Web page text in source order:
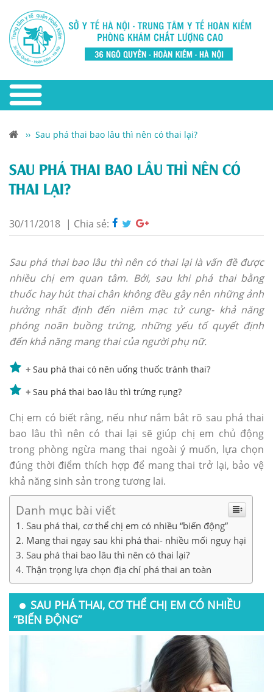
›› Sau phá thai bao lâu thì nên có thai lại?
SAU PHÁ THAI BAO LÂU THÌ NÊN CÓ
THAI LẠI?
30/11/2018 | Chia sẻ:
Sau phá thai bao lâu thì nên có thai lại là vấn đề được
nhiều chị em quan tâm. Bởi, sau khi phá thai bằng
thuốc hay hút thai chân không đều gây nên những ảnh
hưởng nhất định đến niêm mạc tử cung- khả năng
phóng noãn buồng trứng, những yếu tố quyết định
đến khả năng mang thai của người phụ nữ.
+ Sau phá thai có nên uống thuốc tránh thai?
+ Sau phá thai bao lâu thì trứng rụng?
Chị em có biết rằng, nếu như nắm bắt rõ sau phá thai
bao lâu thì nên có thai lại sẽ giúp chị em chủ động
trong phòng ngừa mang thai ngoài ý muốn, lựa chọn
đúng thời điểm thích hợp để mang thai trở lại, bảo vệ
khả năng sinh sản trong tương lai.
Danh mục bài viết
Sau phá thai, cơ thể chị em có nhiều “biến động”
Mang thai ngay sau khi phá thai- nhiều mối nguy hại
Sau phá thai bao lâu thì nên có thai lại?
Thận trọng lựa chọn địa chỉ phá thai an toàn
SAU PHÁ THAI, CƠ THỂ CHỊ EM CÓ NHIỀU
“BIẾN ĐỘNG”